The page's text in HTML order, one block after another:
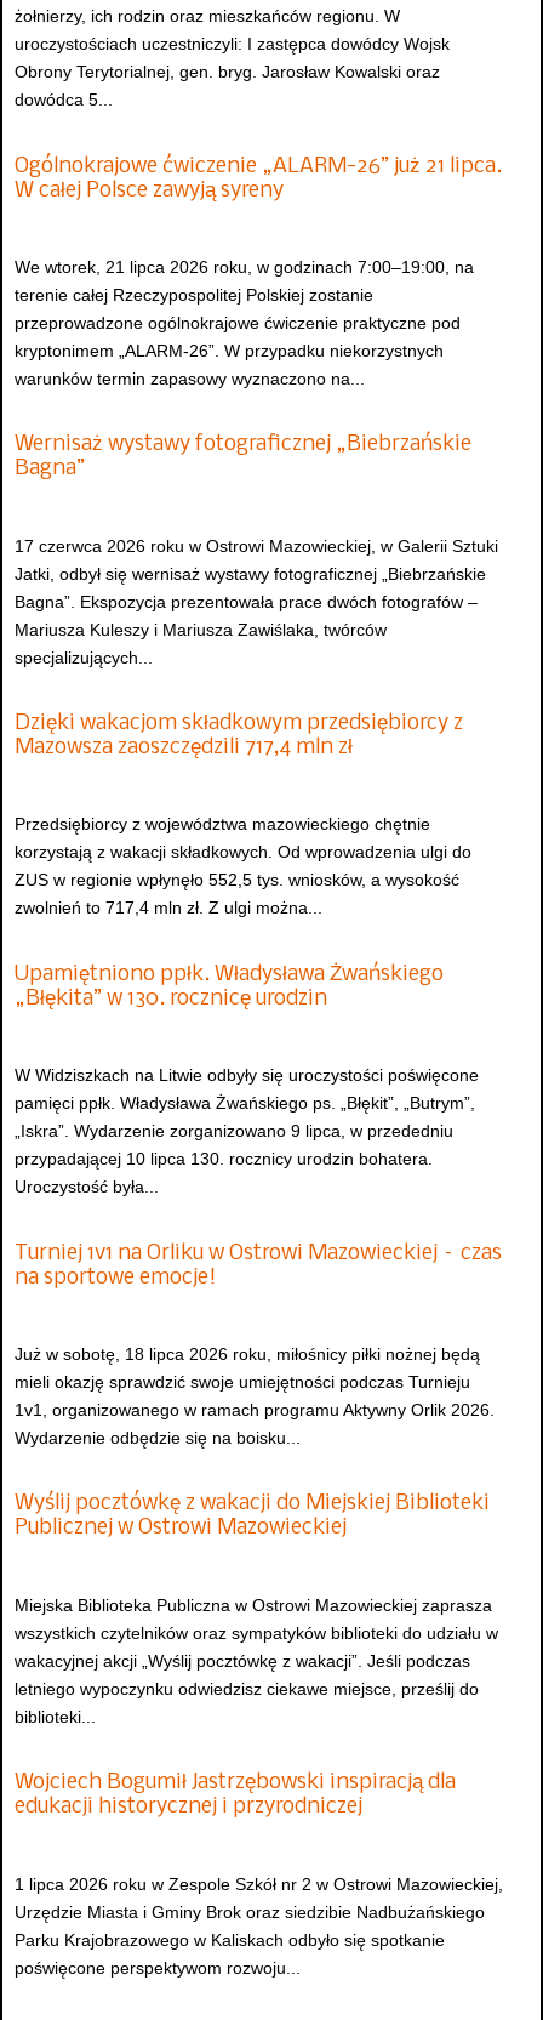
żołnierzy, ich rodzin oraz mieszkańców regionu. W
uroczystościach uczestniczyli: I zastępca dowódcy Wojsk
Obrony Terytorialnej, gen. bryg. Jarosław Kowalski oraz
dowódca 5...
Ogólnokrajowe ćwiczenie „ALARM-26” już 21 lipca.
W całej Polsce zawyją syreny
We wtorek, 21 lipca 2026 roku, w godzinach 7:00–19:00, na
terenie całej Rzeczypospolitej Polskiej zostanie
przeprowadzone ogólnokrajowe ćwiczenie praktyczne pod
kryptonimem „ALARM-26”. W przypadku niekorzystnych
warunków termin zapasowy wyznaczono na...
Wernisaż wystawy fotograficznej „Biebrzańskie
Bagna”
17 czerwca 2026 roku w Ostrowi Mazowieckiej, w Galerii Sztuki
Jatki, odbył się wernisaż wystawy fotograficznej „Biebrzańskie
Bagna”. Ekspozycja prezentowała prace dwóch fotografów –
Mariusza Kuleszy i Mariusza Zawiślaka, twórców
specjalizujących...
Dzięki wakacjom składkowym przedsiębiorcy z
Mazowsza zaoszczędzili 717,4 mln zł
Przedsiębiorcy z województwa mazowieckiego chętnie
korzystają z wakacji składkowych. Od wprowadzenia ulgi do
ZUS w regionie wpłynęło 552,5 tys. wniosków, a wysokość
zwolnień to 717,4 mln zł. Z ulgi można...
Upamiętniono ppłk. Władysława Żwańskiego
„Błękita” w 130. rocznicę urodzin
W Widziszkach na Litwie odbyły się uroczystości poświęcone
pamięci ppłk. Władysława Żwańskiego ps. „Błękit”, „Butrym”,
„Iskra”. Wydarzenie zorganizowano 9 lipca, w przededniu
przypadającej 10 lipca 130. rocznicy urodzin bohatera.
Uroczystość była...
Turniej 1v1 na Orliku w Ostrowi Mazowieckiej – czas
na sportowe emocje!
Już w sobotę, 18 lipca 2026 roku, miłośnicy piłki nożnej będą
mieli okazję sprawdzić swoje umiejętności podczas Turnieju
1v1, organizowanego w ramach programu Aktywny Orlik 2026.
Wydarzenie odbędzie się na boisku...
Wyślij pocztówkę z wakacji do Miejskiej Biblioteki
Publicznej w Ostrowi Mazowieckiej
Miejska Biblioteka Publiczna w Ostrowi Mazowieckiej zaprasza
wszystkich czytelników oraz sympatyków biblioteki do udziału w
wakacyjnej akcji „Wyślij pocztówkę z wakacji”. Jeśli podczas
letniego wypoczynku odwiedzisz ciekawe miejsce, prześlij do
biblioteki...
Wojciech Bogumił Jastrzębowski inspiracją dla
edukacji historycznej i przyrodniczej
1 lipca 2026 roku w Zespole Szkół nr 2 w Ostrowi Mazowieckiej,
Urzędzie Miasta i Gminy Brok oraz siedzibie Nadbużańskiego
Parku Krajobrazowego w Kaliskach odbyło się spotkanie
poświęcone perspektywom rozwoju...